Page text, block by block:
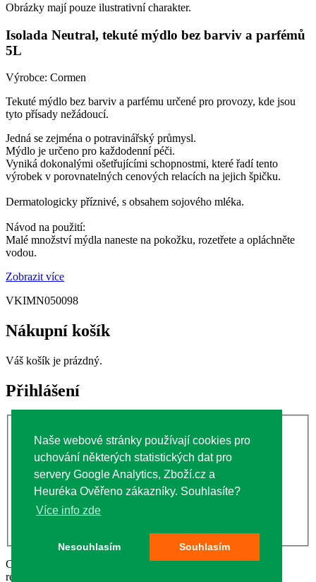
Naše webové stránky používají cookies pro
uchování některých statistických dat pro
servery Google Analytics, Zboží.cz a
Heuréka Ověřeno zákazníky. Souhlasíte?
Více info zde
Nesouhlasím Souhlasím
Obrázky mají pouze ilustrativní charakter.
Isolada Neutral, tekuté mýdlo bez barviv a parfémů
5L
Výrobce: Cormen
Tekuté mýdlo bez barviv a parfému určené pro provozy, kde jsou
tyto přísady nežádoucí.
Jedná se zejména o potravinářský průmysl.
Mýdlo je určeno pro každodenní péči.
Vyniká dokonalými ošetřujícími schopnostmi, které řadí tento
výrobek v porovnatelných cenových relacích na jejich špičku.
Dermatologicky příznivé, s obsahem sojového mléka.​
Návod na použití:
Malé množství mýdla naneste na pokožku, rozetřete a opláchněte
vodou.
Zobrazit více
VKIMN050098
Nákupní košík
Váš košík je prázdný.
Přihlášení
Heslo:
Registrace zákazníka
Copyright © 2006 - 2022 Hygienické Potřeby CZ. All rights
reserved.